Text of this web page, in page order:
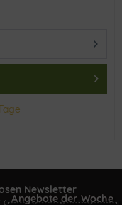
Newsletter
oder Aktion mehr